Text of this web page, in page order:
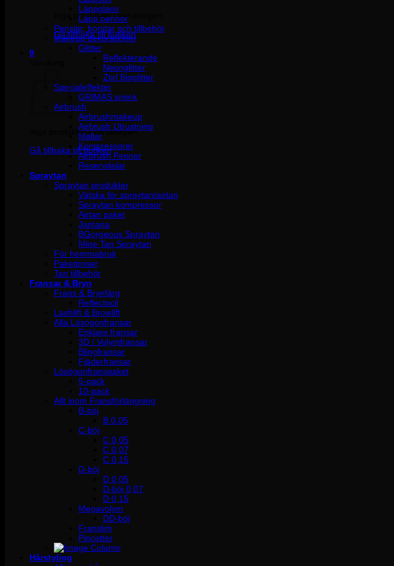
Inga produkter i varukorgen.
Gå tillbaka till butiken
0
Inga produkter i varukorgen.
Gå tillbaka till butiken
Läppglans
Läpp pennor
Penslar, borstar och tillbehör
Makeup dekorationer
Glitter
Reflekterande
Neonglitter
Ztirl Bioglitter
Specialeffekter
GRIMAS smink
Airbrush
Airbrushmakeup
Airbrush Utrustning
Mallar
Kompressorer
Airbrush Pennor
Reservdelar
Spraytan
Spraytan produkter
Vätska för spraytan/airtan
Spraytan kompressor
Airtan paket
Jantana
BGorgeous Spraytan
Mine Tan Spraytan
För hemmabruk
Paketpriser
Tan tillbehör
Fransar & Bryn
Frans & Brynfärg
Reflectocil
Lashlift & Browlift
Alla Lösögonfransar
Enklare fransar
3D / Volymfransar
Blingfransar
Fjäderfransar
Lösögonfranspaket
5-pack
10-pack
Allt inom Fransförlängning
B-böj
B 0.05
C-böj
C 0,05
C 0,07
C 0,15
D-böj
D 0,05
D-böj 0,07
D 0,15
Megavolym
DD-böj
Franslim
Pincetter
Hårstyling